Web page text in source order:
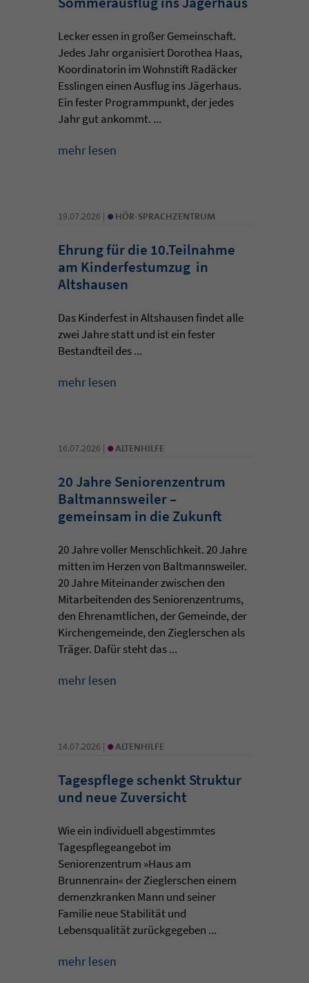
Lecker essen in großer Gemeinschaft.
Jedes Jahr organisiert Dorothea Haas,
Koordinatorin im Wohnstift Radäcker
Esslingen einen Ausflug ins Jägerhaus.
Ein fester Programmpunkt, der jedes
Jahr gut ankommt. ...
mehr lesen
19.07.2026 | • HÖR-SPRACHZENTRUM
Ehrung für die 10.Teilnahme
am Kinderfestumzug in
Altshausen
Das Kinderfest in Altshausen findet alle
zwei Jahre statt und ist ein fester
Bestandteil des ...
mehr lesen
16.07.2026 | • ALTENHILFE
20 Jahre Seniorenzentrum
Baltmannsweiler –
gemeinsam in die Zukunft
20 Jahre voller Menschlichkeit. 20 Jahre
mitten im Herzen von Baltmannsweiler.
20 Jahre Miteinander zwischen den
Mitarbeitenden des Seniorenzentrums,
den Ehrenamtlichen, der Gemeinde, der
Kirchengemeinde, den Zieglerschen als
Träger. Dafür steht das ...
mehr lesen
14.07.2026 | • ALTENHILFE
Tagespflege schenkt Struktur
und neue Zuversicht
Wie ein individuell abgestimmtes
Tagespflegeangebot im
Seniorenzentrum »Haus am
Brunnenrain« der Zieglerschen einem
demenzkranken Mann und seiner
Familie neue Stabilität und
Lebensqualität zurückgegeben ...
mehr lesen